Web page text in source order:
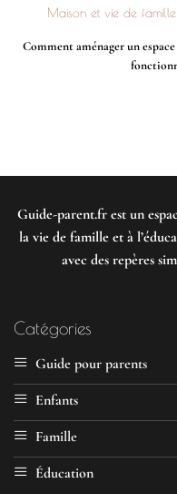
Maison et vie de famille
Comment aménager un
Guide-parent.fr est un
la vie de famille et à
avec des repères
Catégories
Guide pour parents
Enfants
Famille
Éducation